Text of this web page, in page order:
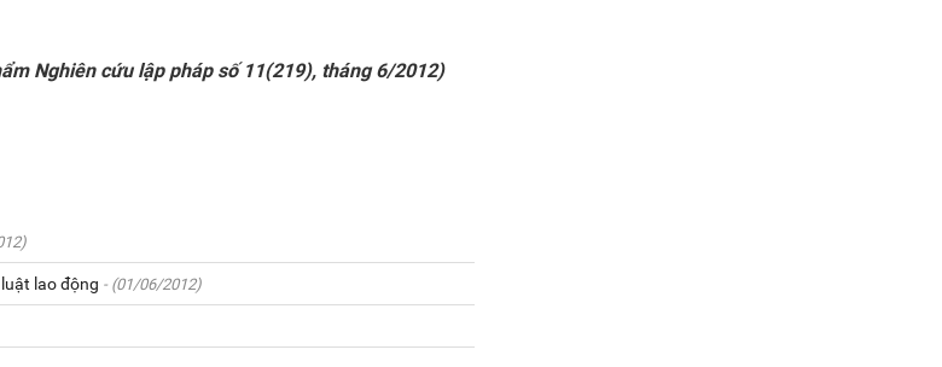
Nghiên cứu lập pháp số 11(219), tháng 6/2012)
lao động - (01/06/2012)